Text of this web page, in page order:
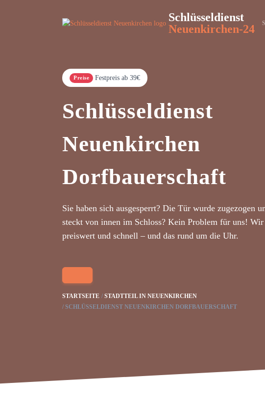
Schlüsseldienst
Neuenkirchen-24
Preise Festpreis ab 39€
Schlüsseldienst
Neuenkirchen
Dorfbauerschaft
Sie haben sich ausgesperrt? Die Tür wurde zugezogen
steckt von innen im Schloss? Kein Problem für uns!
preiswert und schnell – und das rund um die Uhr.
STARTSEITE
STADTTEIL IN NEUENKIRCHEN
SCHLÜSSELDIENST NEUENKIRCHEN DORFBAUERSCHAFT